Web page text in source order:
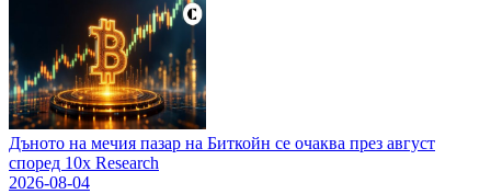
Дъното на мечия пазар на Биткойн се очаква през август
според 10x Research
2026-08-04